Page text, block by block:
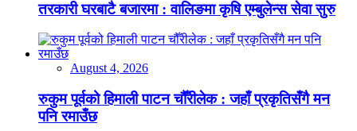
तरकारी घरबाटै बजारमा : वालिङमा कृषि एम्बुलेन्स सेवा सुरु
August 4, 2026
रुकुम पूर्वको हिमाली पाटन चौँरीलेक : जहाँ प्रकृतिसँगै मन
पनि रमाउँछ